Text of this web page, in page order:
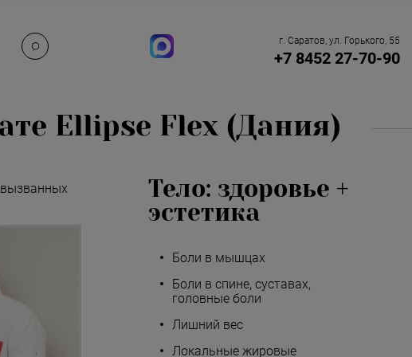
Ellipse Flex (Дания)
Тело: здоровье +
эстетика
Боли в мышцах
Боли в спине, суставах,
головные боли
Лишний вес
Локальные жировые
г. Саратов, ул. Горького, 55
+7 8452 27-70-90